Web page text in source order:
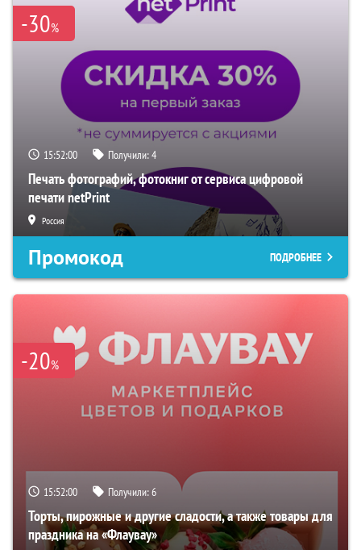
-30%
15:51:59 Получили:4
Печать фотографий, фотокниг от сервиса цифровой
печати netPrint
Россия
Промокод ПОДРОБНЕЕ
-20%
15:51:59 Получили:6
Торты, пирожные и другие сладости, а также товары для
праздника на «Флаувау»